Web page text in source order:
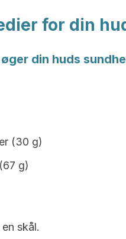
for din
din huds
(30 g)
g)
skål.